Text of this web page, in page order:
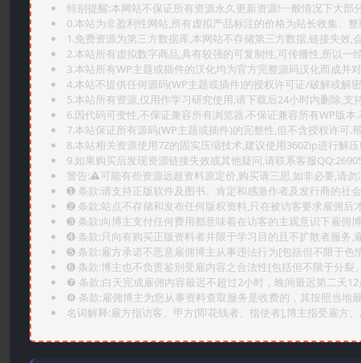
特别提醒:本网站不保证所有资源永久更新资源!一般情况下大
0.本站为非盈利性网站,所有虚拟产品标注的价格为站长收集、
1.免费资源为第三方数据库,本网站不存储第三方数据,链接失效
2.本站所有虚拟数字商品,具有较强的可复制性,可传播性,所以一
3.本站所有WP主题或插件的汉化均为官方完整源码汉化而成并
4.本站不提供任何源码(WP主题或插件)的授权许可证/破解或解
5.本站所有资源,仅用作学习研究使用,请下载后24小时内删除,支
6.因代码可变性,不保证兼容所有浏览器.不保证兼容所有WP版
7.本站保证所有源码(WP主题或插件)的完整性,但不含授权许可.
8.本站相关资源使用7Z的固实压缩技术,建议使用360Zip进行解压!
9.如果购买后发现资源链接失效或其他疑问,请联系客服
警告:⚠️可能有些资源远超资料原定价,购买请三思,如非必要,请勿
➊️ 条款:请支持正版软件及图书。肯定和感激作者及发行商的社
➋️ 条款:站点不存储和发布任何版权资料,只在被访客要求雇佣后
➌️ 条款:向博主支付任何费用都意味着在访客的主观意识下雇佣
➍️ 条款:只向有购买正版资料者并限于学习目的且不扩散者服务,
➎ 条款:雇方承诺不恶意雇佣博主从事违法行为[包括但不限于色
➏️ 条款:博主也不负责鉴别受雇内容之合法性[包括但不限于分裂
❼ 条款:白天完成雇佣内容最迟不超过2小时，晚间最迟第二天
❽ 条款:雇佣博主为您从事资料查取服务是收费的，其按照当地
名词解释:雇方指访客、甲方[即花钱者、指使者],博主指受雇方